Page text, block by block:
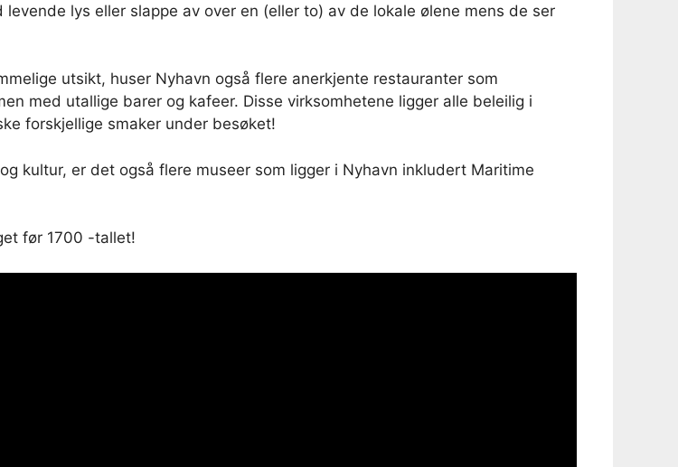
lys eller slappe av over en (eller to) av de lokale ølene mens de ser
utsikt, huser Nyhavn også flere anerkjente restauranter som
med utallige barer og kafeer. Disse virksomhetene ligger alle beleilig i
forskjellige smaker under besøket!
kultur, er det også flere museer som ligger i Nyhavn inkludert Maritime
før 1700 -tallet!